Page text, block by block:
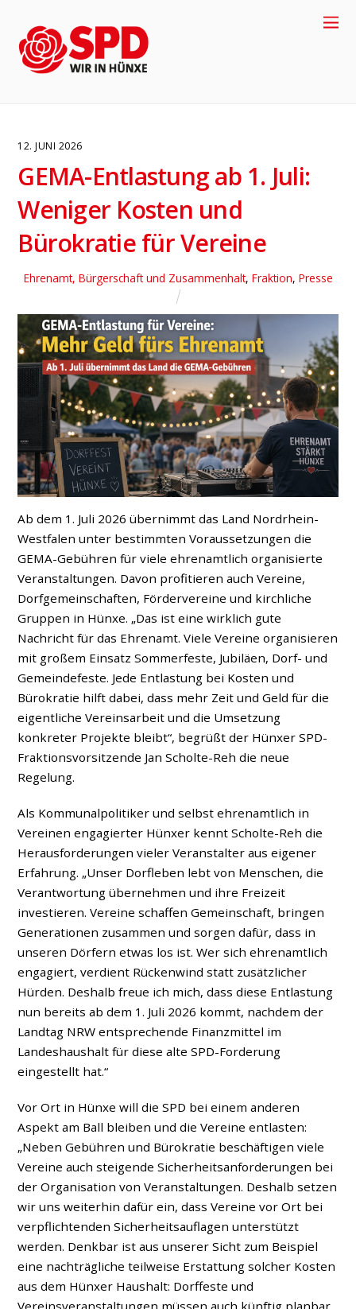
12. JUNI 2026
GEMA-Entlastung ab 1. Juli:
Weniger Kosten und
Bürokratie für Vereine
Ehrenamt, Bürgerschaft und Zusammenhalt, Fraktion, Presse
Ab dem 1. Juli 2026 übernimmt das Land Nordrhein-
Westfalen unter bestimmten Voraussetzungen die
GEMA-Gebühren für viele ehrenamtlich organisierte
Veranstaltungen. Davon profitieren auch Vereine,
Dorfgemeinschaften, Fördervereine und kirchliche
Gruppen in Hünxe. „Das ist eine wirklich gute
Nachricht für das Ehrenamt. Viele Vereine organisieren
mit großem Einsatz Sommerfeste, Jubiläen, Dorf- und
Gemeindefeste. Jede Entlastung bei Kosten und
Bürokratie hilft dabei, dass mehr Zeit und Geld für die
eigentliche Vereinsarbeit und die Umsetzung
konkreter Projekte bleibt“, begrüßt der Hünxer SPD-
Fraktionsvorsitzende Jan Scholte-Reh die neue
Regelung.
Als Kommunalpolitiker und selbst ehrenamtlich in
Vereinen engagierter Hünxer kennt Scholte-Reh die
Herausforderungen vieler Veranstalter aus eigener
Erfahrung. „Unser Dorfleben lebt von Menschen, die
Verantwortung übernehmen und ihre Freizeit
investieren. Vereine schaffen Gemeinschaft, bringen
Generationen zusammen und sorgen dafür, dass in
unseren Dörfern etwas los ist. Wer sich ehrenamtlich
engagiert, verdient Rückenwind statt zusätzlicher
Hürden. Deshalb freue ich mich, dass diese Entlastung
nun bereits ab dem 1. Juli 2026 kommt, nachdem der
Landtag NRW entsprechende Finanzmittel im
Landeshaushalt für diese alte SPD-Forderung
eingestellt hat.“
Vor Ort in Hünxe will die SPD bei einem anderen
Aspekt am Ball bleiben und die Vereine entlasten:
„Neben Gebühren und Bürokratie beschäftigen viele
Vereine auch steigende Sicherheitsanforderungen bei
der Organisation von Veranstaltungen. Deshalb setzen
wir uns weiterhin dafür ein, dass Vereine vor Ort bei
verpflichtenden Sicherheitsauflagen unterstützt
werden. Denkbar ist aus unserer Sicht zum Beispiel
eine nachträgliche teilweise Erstattung solcher Kosten
aus dem Hünxer Haushalt: Dorffeste und
Vereinsveranstaltungen müssen auch künftig planbar